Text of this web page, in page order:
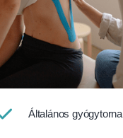
Általános gyógytorna